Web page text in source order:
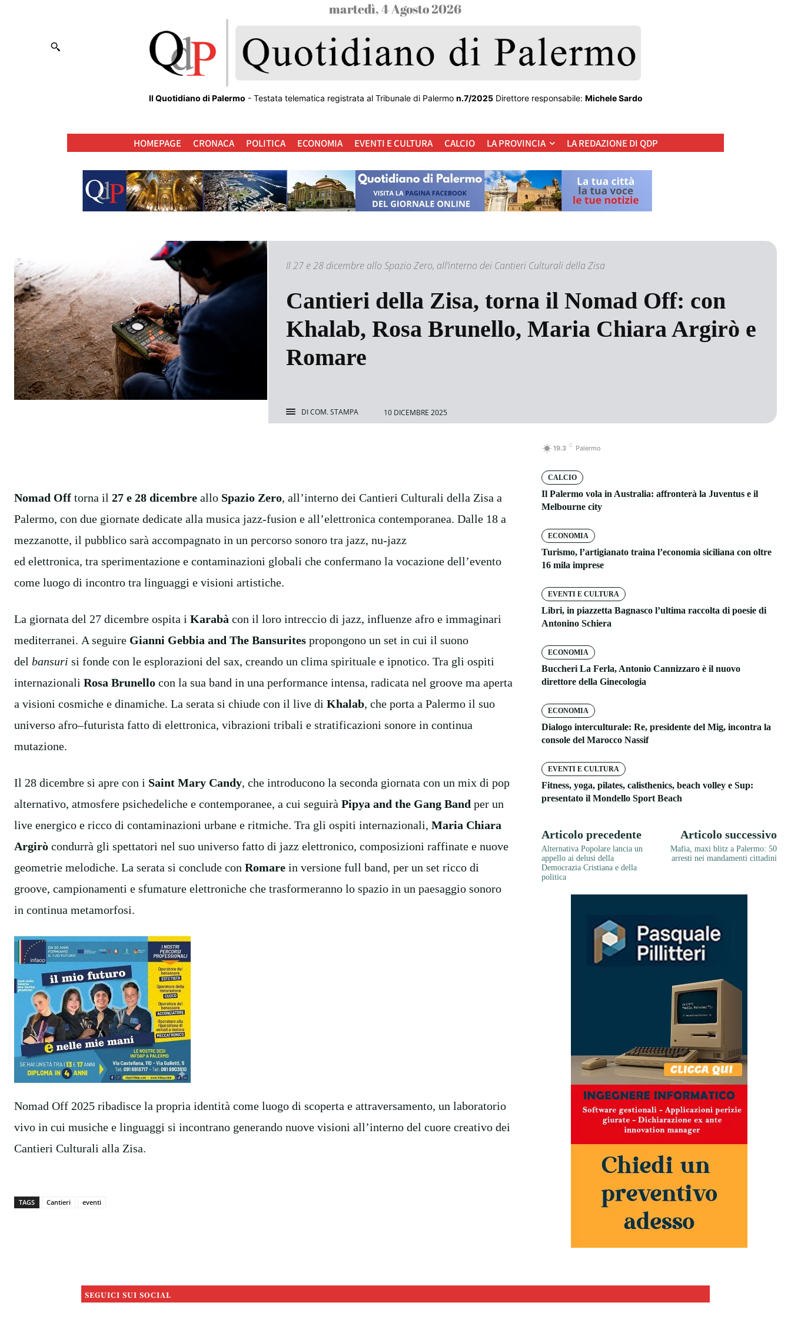
martedì, 4 Agosto 2026
Il Quotidiano di Palermo - Testata telematica registrata al Tribunale di Palermo n.7/2025Direttore responsabile: Michele Sardo
HOMEPAGE CRONACA POLITICA ECONOMIA EVENTI E CULTURA CALCIO LA PROVINCIA LA REDAZIONE DI QDP
Il 27 e 28 dicembre allo Spazio Zero, all’interno dei Cantieri Culturali della Zisa
Cantieri della Zisa, torna il Nomad Off: con
Khalab, Rosa Brunello, Maria Chiara Argirò e
Romare
DICOM. STAMPA 10 DICEMBRE 2025
Nomad Off torna il 27 e 28 dicembre allo Spazio Zero, all’interno dei Cantieri Culturali della Zisa a
Palermo, con due giornate dedicate alla musica jazz-fusion e all’elettronica contemporanea. Dalle 18 a
mezzanotte, il pubblico sarà accompagnato in un percorso sonoro tra jazz, nu-jazz
ed elettronica, tra sperimentazione e contaminazioni globali che confermano la vocazione dell’evento
come luogo di incontro tra linguaggi e visioni artistiche.
La giornata del 27 dicembre ospita i Karabà con il loro intreccio di jazz, influenze afro e immaginari
mediterranei. A seguire Gianni Gebbia and The Bansurites propongono un set in cui il suono
del bansuri si fonde con le esplorazioni del sax, creando un clima spirituale e ipnotico. Tra gli ospiti
internazionali Rosa Brunello con la sua band in una performance intensa, radicata nel groove ma aperta
a visioni cosmiche e dinamiche. La serata si chiude con il live di Khalab, che porta a Palermo il suo
universo afro–futurista fatto di elettronica, vibrazioni tribali e stratificazioni sonore in continua
mutazione.
Il 28 dicembre si apre con i Saint Mary Candy, che introducono la seconda giornata con un mix di pop
alternativo, atmosfere psichedeliche e contemporanee, a cui seguirà Pipya and the Gang Band per un
live energico e ricco di contaminazioni urbane e ritmiche. Tra gli ospiti internazionali, Maria Chiara
Argirò condurrà gli spettatori nel suo universo fatto di jazz elettronico, composizioni raffinate e nuove
geometrie melodiche. La serata si conclude con Romare in versione full band, per un set ricco di
groove, campionamenti e sfumature elettroniche che trasformeranno lo spazio in un paesaggio sonoro
in continua metamorfosi.
Nomad Off 2025 ribadisce la propria identità come luogo di scoperta e attraversamento, un laboratorio
vivo in cui musiche e linguaggi si incontrano generando nuove visioni all’interno del cuore creativo dei
Cantieri Culturali alla Zisa.
TAGS Cantieri eventi
19.3 C Palermo
CALCIO
Il Palermo vola in Australia: affronterà la Juventus e il
Melbourne city
ECONOMIA
Turismo, l’artigianato traina l’economia siciliana con oltre
16 mila imprese
EVENTI E CULTURA
Libri, in piazzetta Bagnasco l’ultima raccolta di poesie di
Antonino Schiera
ECONOMIA
Buccheri La Ferla, Antonio Cannizzaro è il nuovo
direttore della Ginecologia
ECONOMIA
Dialogo interculturale: Re, presidente del Mig, incontra la
console del Marocco Nassif
EVENTI E CULTURA
Fitness, yoga, pilates, calisthenics, beach volley e Sup:
presentato il Mondello Sport Beach
Articolo precedente
Alternativa Popolare lancia un
appello ai delusi della
Democrazia Cristiana e della
politica
Articolo successivo
Mafia, maxi blitz a Palermo: 50
arresti nei mandamenti cittadini
SEGUICI SUI SOCIAL